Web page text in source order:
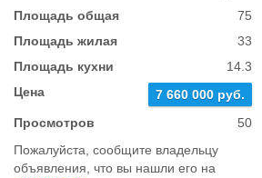
Площадь общая
75
Площадь жилая
33
Площадь кухни
14.3
Цена
7 660 000 руб.
Просмотров
50
Пожалуйста, сообщите владельцу
объявления, что вы нашли его на